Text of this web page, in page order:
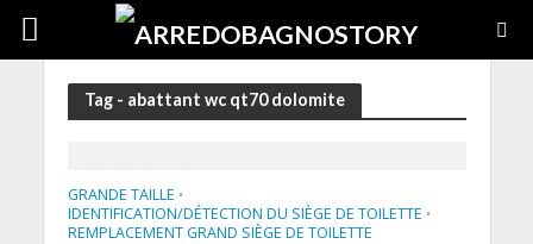
Tag - abattant wc qt70 dolomite
GRANDE TAILLE •
IDENTIFICATION/DÉTECTION DU SIÈGE DE TOILETTE •
REMPLACEMENT GRAND SIÈGE DE TOILETTE